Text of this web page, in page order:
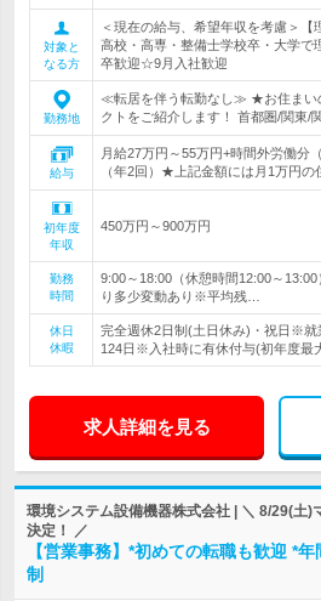
対象と
なる方
＜現在の給与、希望年収を考慮＞
高校・高専・整備士学校卒・大学
卒歓迎☆9月入社歓迎
勤務地
≪転居を伴う転勤なし≫ ★お住まい
クトをご紹介します！ 首都圏/関東/
給与
月給27万円～55万円+時間外労働分
（年2回）★上記金額には月1万円の
初年度
年収
450万円～900万円
勤務
時間
9:00～18:00（休憩時間12:00～
り多少変動あり※平均残…
休日
休暇
完全週休2日制(土日休み)・祝日※就
124日※入社時に有休付与(初年度最
求人詳細を見る
環境システム設備機器株式会社 | ＼ 8/29(土)
決定！ ／
【営業事務】*初めての転職も歓迎 *
制